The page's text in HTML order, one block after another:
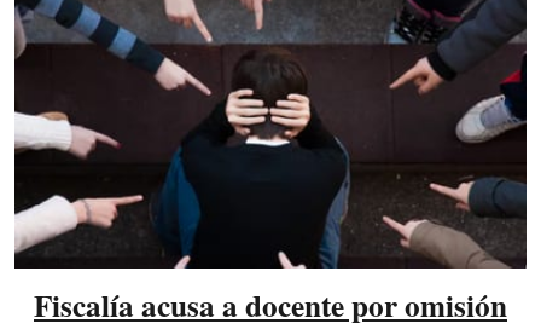
Fiscalía acusa a docente por omisión